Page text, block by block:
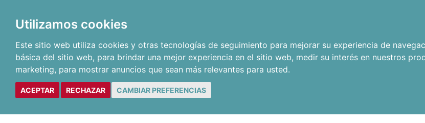
Utilizamos cookies
Este sitio web utiliza cookies y otras tecnologías de seguimiento para mejorar su experiencia de
básica del sitio web, para brindar una mejor experiencia en el sitio web, medir su interés en nuestros
marketing, para mostrar anuncios que sean más relevantes para usted.
ACEPTAR RECHAZAR CAMBIAR PREFERENCIAS